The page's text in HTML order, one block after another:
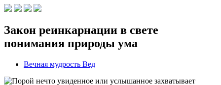
Закон реинкарнации в свете
понимания природы ума
Вечная мудрость Вед